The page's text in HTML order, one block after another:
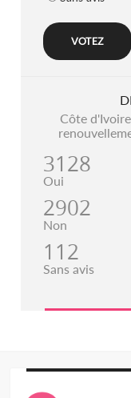
Côte
3128
Oui
2902
Non
112
Sans avis